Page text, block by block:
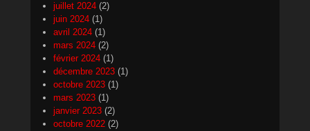
juillet 2024 (2)
juin 2024 (1)
avril 2024 (1)
mars 2024 (2)
février 2024 (1)
décembre 2023 (1)
octobre 2023 (1)
mars 2023 (1)
janvier 2023 (2)
octobre 2022 (2)